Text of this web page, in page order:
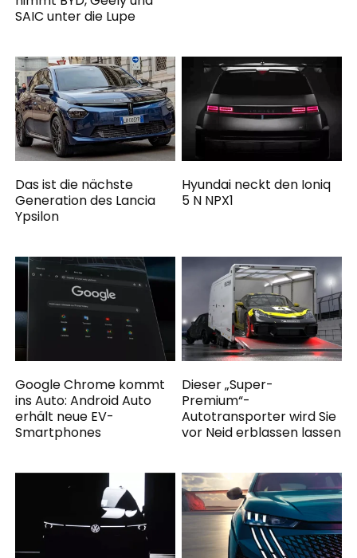
SAIC unter die Lupe
Das ist die nächste
Generation des Lancia
Ypsilon
Hyundai neckt den Ioniq
5 N NPX1
Google Chrome kommt
ins Auto: Android Auto
erhält neue EV-
Smartphones
Dieser „Super-
Premium“-
Autotransporter wird Sie
vor Neid erblassen lassen